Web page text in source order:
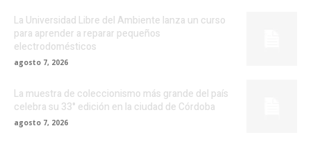
La Universidad Libre del Ambiente lanza un curso
para aprender a reparar pequeños
electrodomésticos
agosto 7, 2026
La muestra de coleccionismo más grande del país
celebra su 33° edición en la ciudad de Córdoba
agosto 7, 2026